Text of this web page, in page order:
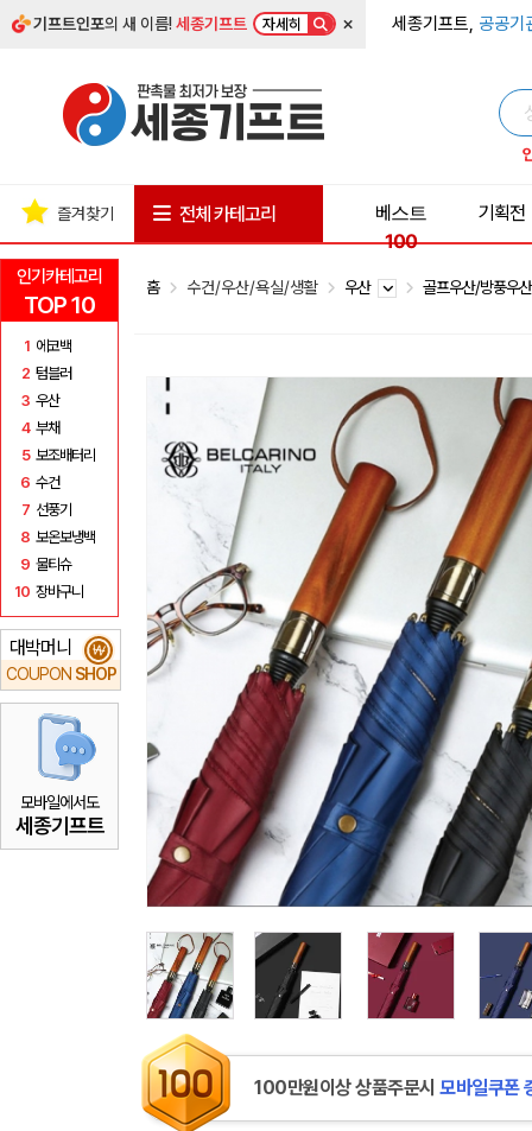
기프트인포의 새 이름!세종기프트 자세히 × 세종기프트, 공공기
인기카테고리
TOP 10
1 에코백
2 텀블러
3 우산
4 부채
5 보조배터리
6 수건
7 선풍기
8 보온보냉백
9 물티슈
10 장바구니
대박머니
COUPON SHOP
₩
모바일에서도
세종기프트
즐겨찾기 전체 카테고리
베스트
100
기획전
홈 수건/우산/욕실/생활 우산 골프우산/방풍우
100만원이상 상품주문시 모바일쿠폰